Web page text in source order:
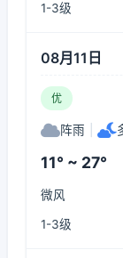
1-3级
08月11日
优
阵雨
11° ~ 27°
微风
1-3级